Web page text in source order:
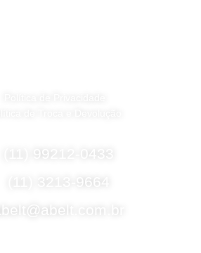
(11) 3213-9664
abelt@abelt.com.br